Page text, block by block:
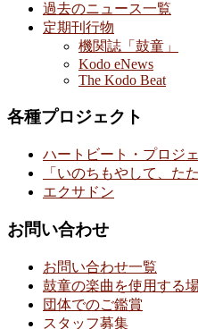
過去のニュース一覧
定期刊行物
機関誌「鼓童」
Kodo eNews
The Kodo Beat
各種プロジェクト
ハートビート・プロジ
「いのちもやして、た
エクサドン
お問い合わせ
お問い合わせ一覧
鼓童の楽曲を使用する
団体でのご鑑賞
スタッフ募集